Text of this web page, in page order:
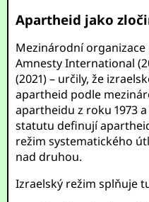
Apartheid jako
Mezinárodní
Amnesty International
(2021) – určily, že
apartheid podle
apartheidu z roku 1973
statutu definují
režim systematického
nad druhou.
Izraelský režim splňuje